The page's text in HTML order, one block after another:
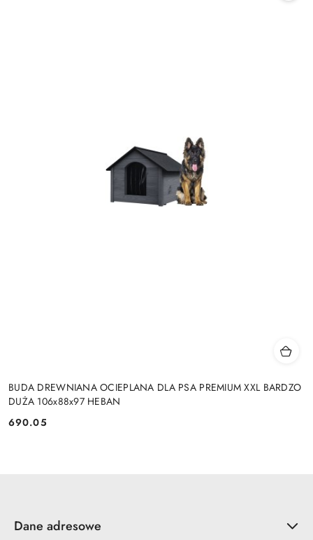
BUDA DREWNIANA OCIEPLANA DLA PSA PREMIUM XXL BARDZO
DUŻA 106x88x97 HEBAN
Cena:
690.05
Dane adresowe